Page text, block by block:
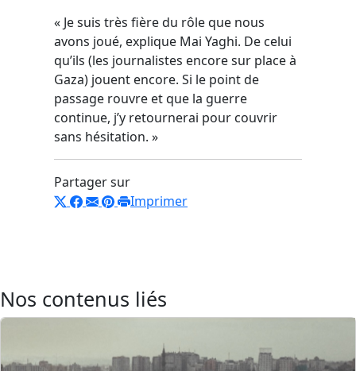
« Je suis très fière du rôle que nous
avons joué, explique Mai Yaghi. De celui
qu’ils (les journalistes encore sur place à
Gaza) jouent encore. Si le point de
passage rouvre et que la guerre
continue, j’y retournerai pour couvrir
sans hésitation. »
Partager sur
Imprimer
Nos contenus liés